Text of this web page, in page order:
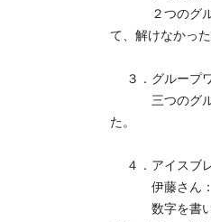
２つのグルー
て、解けなかっ
３．グループワ
三つのグルー
た。
４．アイスブレ
伊藤さん：「
数字を書いた